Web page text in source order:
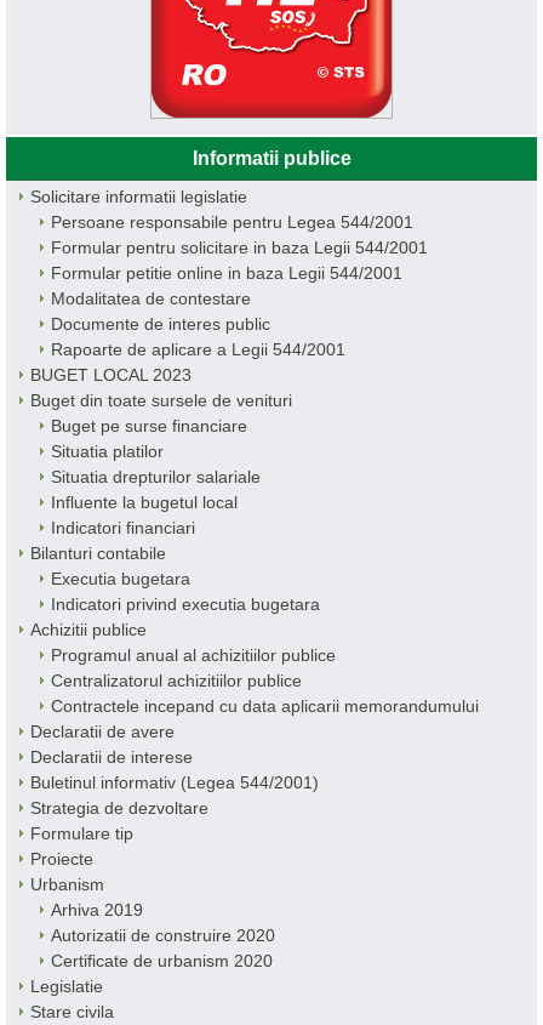
Informatii publice
Solicitare informatii legislatie
Persoane responsabile pentru Legea 544/2001
Formular pentru solicitare in baza Legii 544/2001
Formular petitie online in baza Legii 544/2001
Modalitatea de contestare
Documente de interes public
Rapoarte de aplicare a Legii 544/2001
BUGET LOCAL 2023
Buget din toate sursele de venituri
Buget pe surse financiare
Situatia platilor
Situatia drepturilor salariale
Influente la bugetul local
Indicatori financiari
Bilanturi contabile
Executia bugetara
Indicatori privind executia bugetara
Achizitii publice
Programul anual al achizitiilor publice
Centralizatorul achizitiilor publice
Contractele incepand cu data aplicarii memorandumului
Declaratii de avere
Declaratii de interese
Buletinul informativ (Legea 544/2001)
Strategia de dezvoltare
Formulare tip
Proiecte
Urbanism
Arhiva 2019
Autorizatii de construire 2020
Certificate de urbanism 2020
Legislatie
Stare civila